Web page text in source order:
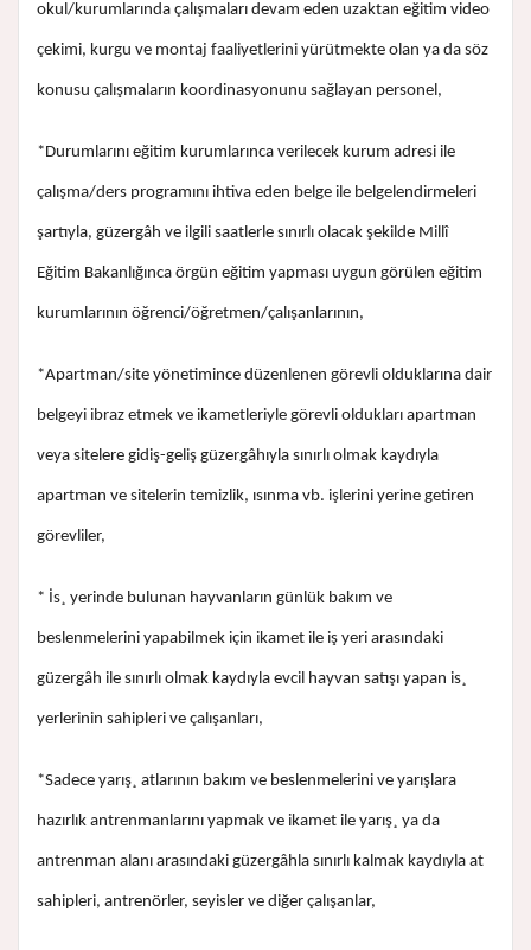
okul/kurumlarında çalışmaları devam eden uzaktan eğitim video
çekimi, kurgu ve montaj faaliyetlerini yürütmekte olan ya da söz
konusu çalışmaların koordinasyonunu sağlayan personel,
*Durumlarını eğitim kurumlarınca verilecek kurum adresi ile
çalışma/ders programını ihtiva eden belge ile belgelendirmeleri
şartıyla, güzergâh ve ilgili saatlerle sınırlı olacak şekilde Millî
Eğitim Bakanlığınca örgün eğitim yapması uygun görülen eğitim
kurumlarının öğrenci/öğretmen/çalışanlarının,
*Apartman/site yönetimince düzenlenen görevli olduklarına dair
belgeyi ibraz etmek ve ikametleriyle görevli oldukları apartman
veya sitelere gidiş-geliş güzergâhıyla sınırlı olmak kaydıyla
apartman ve sitelerin temizlik, ısınma vb. işlerini yerine getiren
görevliler,
* İs¸ yerinde bulunan hayvanların günlük bakım ve
beslenmelerini yapabilmek için ikamet ile iş yeri arasındaki
güzergâh ile sınırlı olmak kaydıyla evcil hayvan satışı yapan is¸
yerlerinin sahipleri ve çalışanları,
*Sadece yarış¸ atlarının bakım ve beslenmelerini ve yarışlara
hazırlık antrenmanlarını yapmak ve ikamet ile yarış¸ ya da
antrenman alanı arasındaki güzergâhla sınırlı kalmak kaydıyla at
sahipleri, antrenörler, seyisler ve diğer çalışanlar,